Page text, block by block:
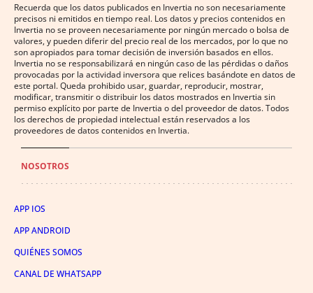
Recuerda que los datos publicados en Invertia no son necesariamente
precisos ni emitidos en tiempo real. Los datos y precios contenidos en
Invertia no se proveen necesariamente por ningún mercado o bolsa de
valores, y pueden diferir del precio real de los mercados, por lo que no
son apropiados para tomar decisión de inversión basados en ellos.
Invertia no se responsabilizará en ningún caso de las pérdidas o daños
provocadas por la actividad inversora que relices basándote en datos de
este portal. Queda prohibido usar, guardar, reproducir, mostrar,
modificar, transmitir o distribuir los datos mostrados en Invertia sin
permiso explícito por parte de Invertia o del proveedor de datos. Todos
los derechos de propiedad intelectual están reservados a los
proveedores de datos contenidos en Invertia.
NOSOTROS
APP IOS
APP ANDROID
QUIÉNES SOMOS
CANAL DE WHATSAPP